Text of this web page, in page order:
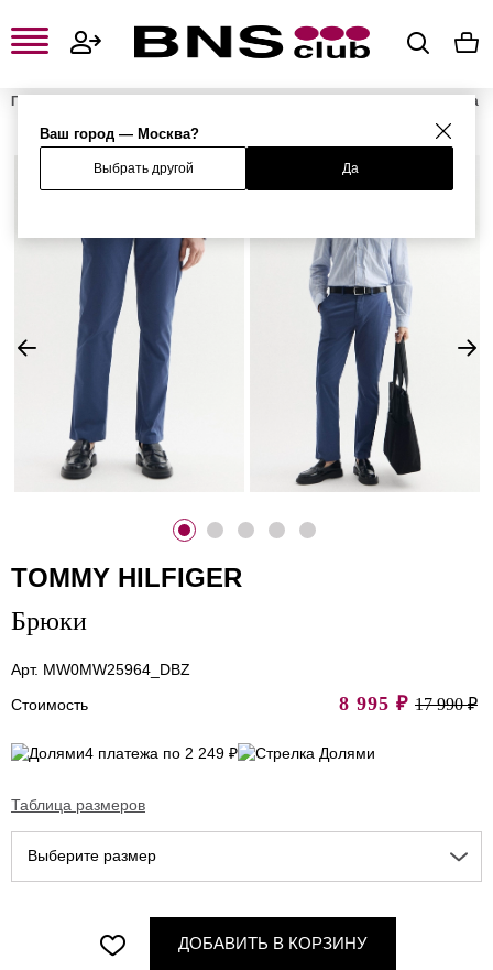
Ваш город — Москва?
Выбрать другой Да
Главная
Мужская одежда
%
TOMMY HILFIGER
Брюки
Арт. MW0MW25964_DBZ
Стоимость
8 995 ₽ 17 990 ₽
4 платежа по 2 249 ₽
Таблица размеров
Выберите размер
ДОБАВИТЬ В КОРЗИНУ